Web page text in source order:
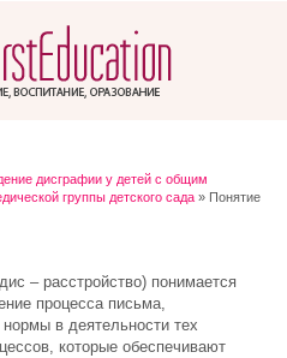
дисграфии у детей с общим
группы детского сада » Понятие
– расстройство) понимается
процесса письма,
в деятельности тех
которые обеспечивают